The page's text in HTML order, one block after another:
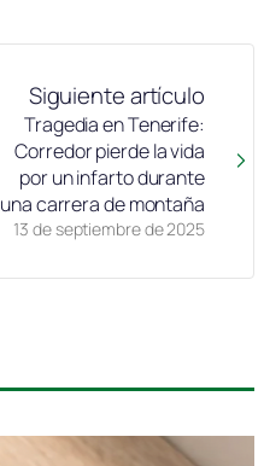
Siguiente artículo
13 de septiembre de 2025
Tragedia en Tenerife:
Corredor pierde la vida
por un infarto durante
una carrera de montaña